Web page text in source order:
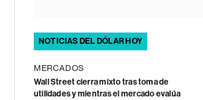
NOTICIAS DEL DÓLAR HOY
MERCADOS
Wall Street cierra mixto tras toma de
utilidades y mientras el mercado evalúa